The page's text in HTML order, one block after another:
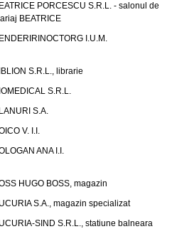
PORCESCU S.R.L. - salonul de
BEATRICE
I.U.M.
S.R.L., librarie
S.R.L.
S.A.
V. I.I.
ANA I.I.
HUGO BOSS, magazin
S.A., magazin specializat
SIND S.R.L., statiune balneara